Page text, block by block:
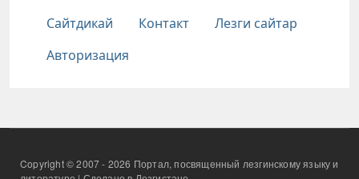
Подвал
Сайтдикай Контакт
Лезги сайтар
Авторизация
Copyright © 2007 - 2026 Портал, посвященный лезгинскому языку и